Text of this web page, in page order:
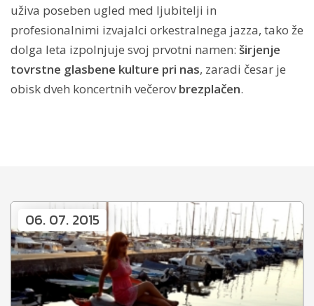
uživa poseben ugled med ljubitelji in
profesionalnimi izvajalci orkestralnega jazza, tako že
dolga leta izpolnjuje svoj prvotni namen: širjenje
tovrstne glasbene kulture pri nas, zaradi česar je
obisk dveh koncertnih večerovbrezplačen.
06. 07. 2015